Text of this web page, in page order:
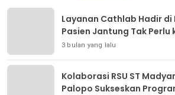
Layanan Cathlab Hadir di
Pasien Jantung Tak Perlu
3 bulan yang lalu
Kolaborasi RSU ST
Palopo Sukseskan